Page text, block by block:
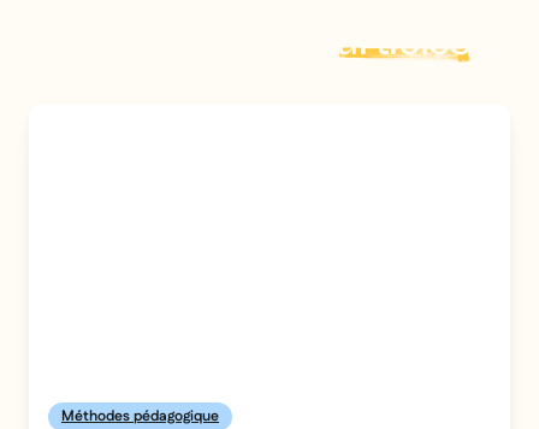
articles
Méthodes pédagogique